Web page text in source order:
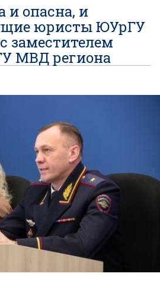
и опасна, и
юристы ЮУрГУ
заместителем
МВД региона